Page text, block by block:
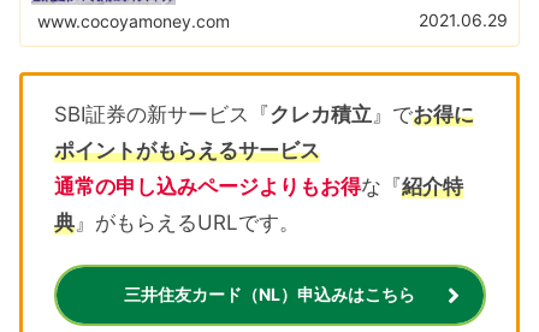
www.cocoyamoney.com 2021.06.29
SBI証券の新サービス『クレカ積立 』でお得に
ポイントがもらえるサービス
通常の申し込みページよりもお得な『紹介特
典』がもらえるURLです。
三井住友カード（NL）申込みはこちら